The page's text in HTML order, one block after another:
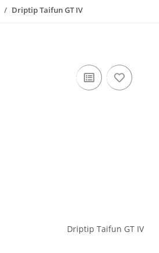
Driptip Taifun GT IV